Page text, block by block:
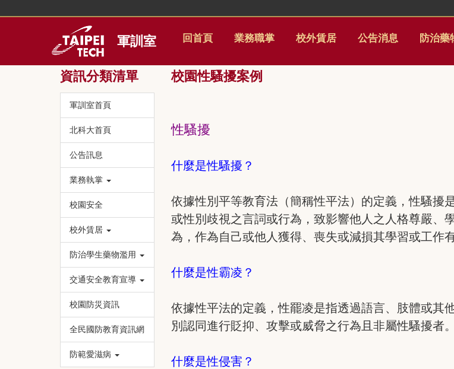
軍訓室 回首頁 業務職掌 校外賃居 公告消息 防治藥
資訊分類清單
軍訓室首頁
北科大首頁
公告訊息
業務執掌
校園安全
校外賃居
防治學生藥物濫用
交通安全教育宣導
校園防災資訊
全民國防教育資訊網
防範愛滋病
校園性騷擾案例
性騷擾
什麼是性騷擾？
依據性別平等教育法（簡稱性平法）的定義，性騷擾
或性別歧視之言詞或行為，致影響他人之人格尊嚴、
為，作為自己或他人獲得、喪失或減損其學習或工作
什麼是性霸凌？
依據性平法的定義，性罷凌是指透過語言、肢體或其
別認同進行貶抑、攻擊或威脅之行為且非屬性騷擾者。
什麼是性侵害？